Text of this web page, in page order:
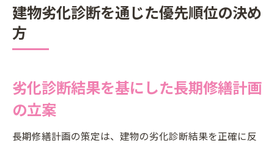
建物劣化診断を通じた優先順位の決め
方
劣化診断結果を基にした長期修繕計画
の立案
長期修繕計画の策定は、建物の劣化診断結果を正確に反